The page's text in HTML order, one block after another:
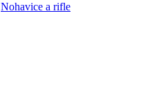
Nohavice a rifle